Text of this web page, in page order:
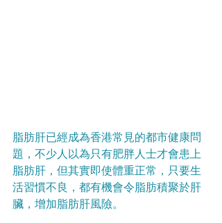
脂肪肝已經成為香港常見的都市健康問
題，不少人以為只有肥胖人士才會患上
脂肪肝，但其實即使體重正常，只要生
活習慣不良，都有機會令脂肪積聚於肝
臟，增加脂肪肝風險。